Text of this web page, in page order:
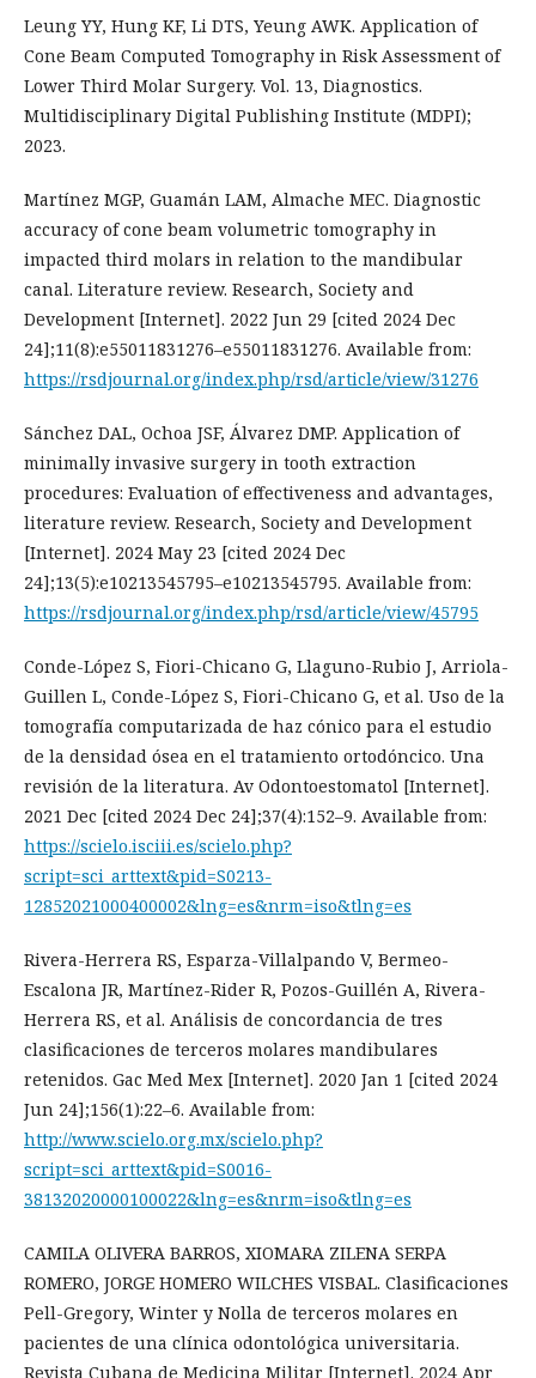
Leung YY, Hung KF, Li DTS, Yeung AWK. Application of
Cone Beam Computed Tomography in Risk Assessment of
Lower Third Molar Surgery. Vol. 13, Diagnostics.
Multidisciplinary Digital Publishing Institute (MDPI);
2023.
Martínez MGP, Guamán LAM, Almache MEC. Diagnostic
accuracy of cone beam volumetric tomography in
impacted third molars in relation to the mandibular
canal. Literature review. Research, Society and
Development [Internet]. 2022 Jun 29 [cited 2024 Dec
24];11(8):e55011831276–e55011831276. Available from:
https://rsdjournal.org/index.php/rsd/article/view/31276
Sánchez DAL, Ochoa JSF, Álvarez DMP. Application of
minimally invasive surgery in tooth extraction
procedures: Evaluation of effectiveness and advantages,
literature review. Research, Society and Development
[Internet]. 2024 May 23 [cited 2024 Dec
24];13(5):e10213545795–e10213545795. Available from:
https://rsdjournal.org/index.php/rsd/article/view/45795
Conde-López S, Fiori-Chicano G, Llaguno-Rubio J, Arriola-
Guillen L, Conde-López S, Fiori-Chicano G, et al. Uso de la
tomografía computarizada de haz cónico para el estudio
de la densidad ósea en el tratamiento ortodóncico. Una
revisión de la literatura. Av Odontoestomatol [Internet].
2021 Dec [cited 2024 Dec 24];37(4):152–9. Available from:
https://scielo.isciii.es/scielo.php?
script=sci_arttext&pid=S0213-
12852021000400002&lng=es&nrm=iso&tlng=es
Rivera-Herrera RS, Esparza-Villalpando V, Bermeo-
Escalona JR, Martínez-Rider R, Pozos-Guillén A, Rivera-
Herrera RS, et al. Análisis de concordancia de tres
clasificaciones de terceros molares mandibulares
retenidos. Gac Med Mex [Internet]. 2020 Jan 1 [cited 2024
Jun 24];156(1):22–6. Available from:
http://www.scielo.org.mx/scielo.php?
script=sci_arttext&pid=S0016-
38132020000100022&lng=es&nrm=iso&tlng=es
CAMILA OLIVERA BARROS, XIOMARA ZILENA SERPA
ROMERO, JORGE HOMERO WILCHES VISBAL. Clasificaciones
Pell-Gregory, Winter y Nolla de terceros molares en
pacientes de una clínica odontológica universitaria.
Revista Cubana de Medicina Militar [Internet]. 2024 Apr